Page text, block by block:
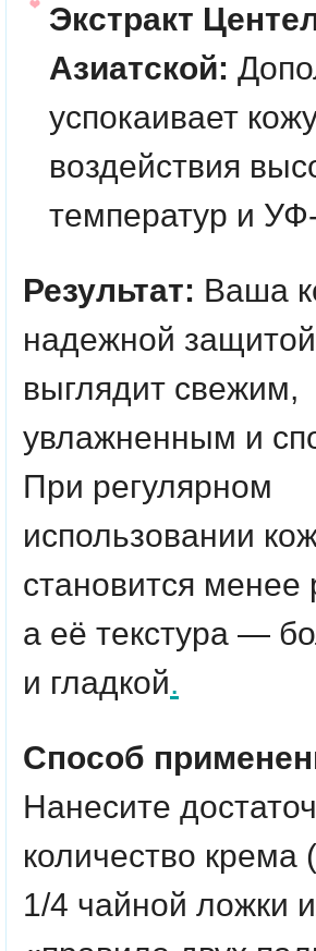
Экстракт
Азиатской:
успокаивает
воздействия
температур и
Результат: Ваша
надежной
выглядит свежим,
увлажненным и
При регулярном
использовании
становится менее
а её текстура —
и гладкой.
Способ
Нанесите
количество крема
1/4 чайной ложки